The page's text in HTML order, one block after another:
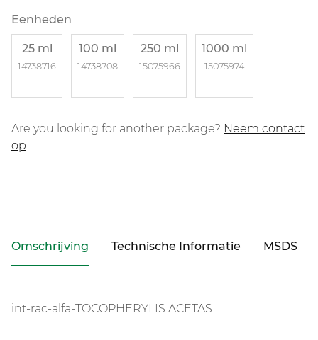
Eenheden
25 ml
14738716
-
100 ml
14738708
-
250 ml
15075966
-
1000 ml
15075974
-
Are you looking for another package? Neem contact
op
Omschrijving Technische Informatie MSDS
int-rac-alfa-TOCOPHERYLIS ACETAS